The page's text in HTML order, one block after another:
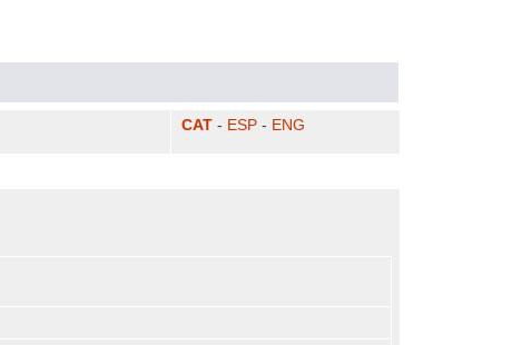
CAT - ESP - ENG